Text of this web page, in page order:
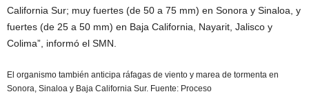
California Sur; muy fuertes (de 50 a 75 mm) en Sonora y Sinaloa, y
fuertes (de 25 a 50 mm) en Baja California, Nayarit, Jalisco y
Colima”, informó el SMN.
El organismo también anticipa ráfagas de viento y marea de tormenta en
Sonora, Sinaloa y Baja California Sur. Fuente: Proceso